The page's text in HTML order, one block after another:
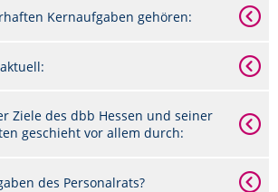
Kernaufgaben gehören:
Ziele des dbb Hessen und seiner
geschieht vor allem durch:
des Personalrats?